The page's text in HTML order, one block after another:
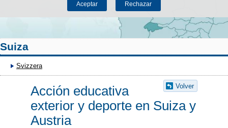
Aceptar Rechazar
Suiza
Svizzera
Volver
Acción educativa
exterior y deporte en Suiza y
Austria